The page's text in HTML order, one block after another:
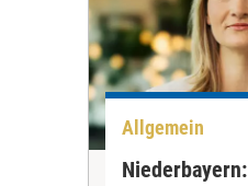
Allgemein
Niederbayern: